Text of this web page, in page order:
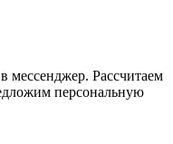
мессенджер. Рассчитаем
персональную